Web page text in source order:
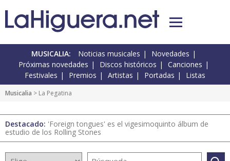
MUSICALIA: Noticias musicales
Novedades
Próximas novedades
Discos históricos
Canciones
Festivales
Premios Artistas Portadas Listas
Musicalia > La Pegatina
Destacado: 'Foreign tongues' es el vigesimoquinto álbum de
estudio de los Rolling Stones